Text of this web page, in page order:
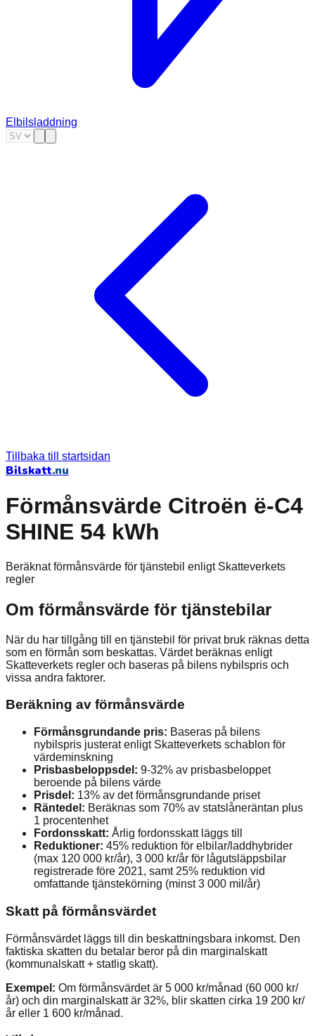
Elbilsladdning
Tillbaka till startsidan
Bilskatt.nu
Förmånsvärde Citroën ë-C4
SHINE 54 kWh
Beräknat förmånsvärde för tjänstebil enligt Skatteverkets
regler
Om förmånsvärde för tjänstebilar
När du har tillgång till en tjänstebil för privat bruk räknas detta
som en förmån som beskattas. Värdet beräknas enligt
Skatteverkets regler och baseras på bilens nybilspris och
vissa andra faktorer.
Beräkning av förmånsvärde
Förmånsgrundande pris: Baseras på bilens
nybilspris justerat enligt Skatteverkets schablon för
värdeminskning
Prisbasbeloppsdel: 9-32% av prisbasbeloppet
beroende på bilens värde
Prisdel: 13% av det förmånsgrundande priset
Räntedel: Beräknas som 70% av statslåneräntan plus
1 procentenhet
Fordonsskatt: Årlig fordonsskatt läggs till
Reduktioner: 45% reduktion för elbilar/laddhybrider
(max 120 000 kr/år), 3 000 kr/år för lågutsläppsbilar
registrerade före 2021, samt 25% reduktion vid
omfattande tjänstekörning (minst 3 000 mil/år)
Skatt på förmånsvärdet
Förmånsvärdet läggs till din beskattningsbara inkomst. Den
faktiska skatten du betalar beror på din marginalskatt
(kommunalskatt + statlig skatt).
Exempel: Om förmånsvärdet är 5 000 kr/månad (60 000 kr/
år) och din marginalskatt är 32%, blir skatten cirka 19 200 kr/
år eller 1 600 kr/månad.